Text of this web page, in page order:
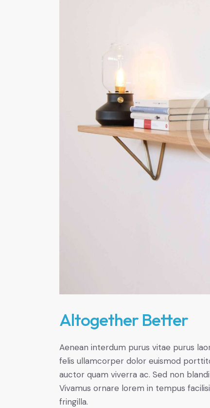
Altogether Better
Aenean interdum purus vitae purus
felis ullamcorper dolor euismod
auctor quam viverra ac. Sed non
Vivamus ornare lorem in tempus
fringilla.